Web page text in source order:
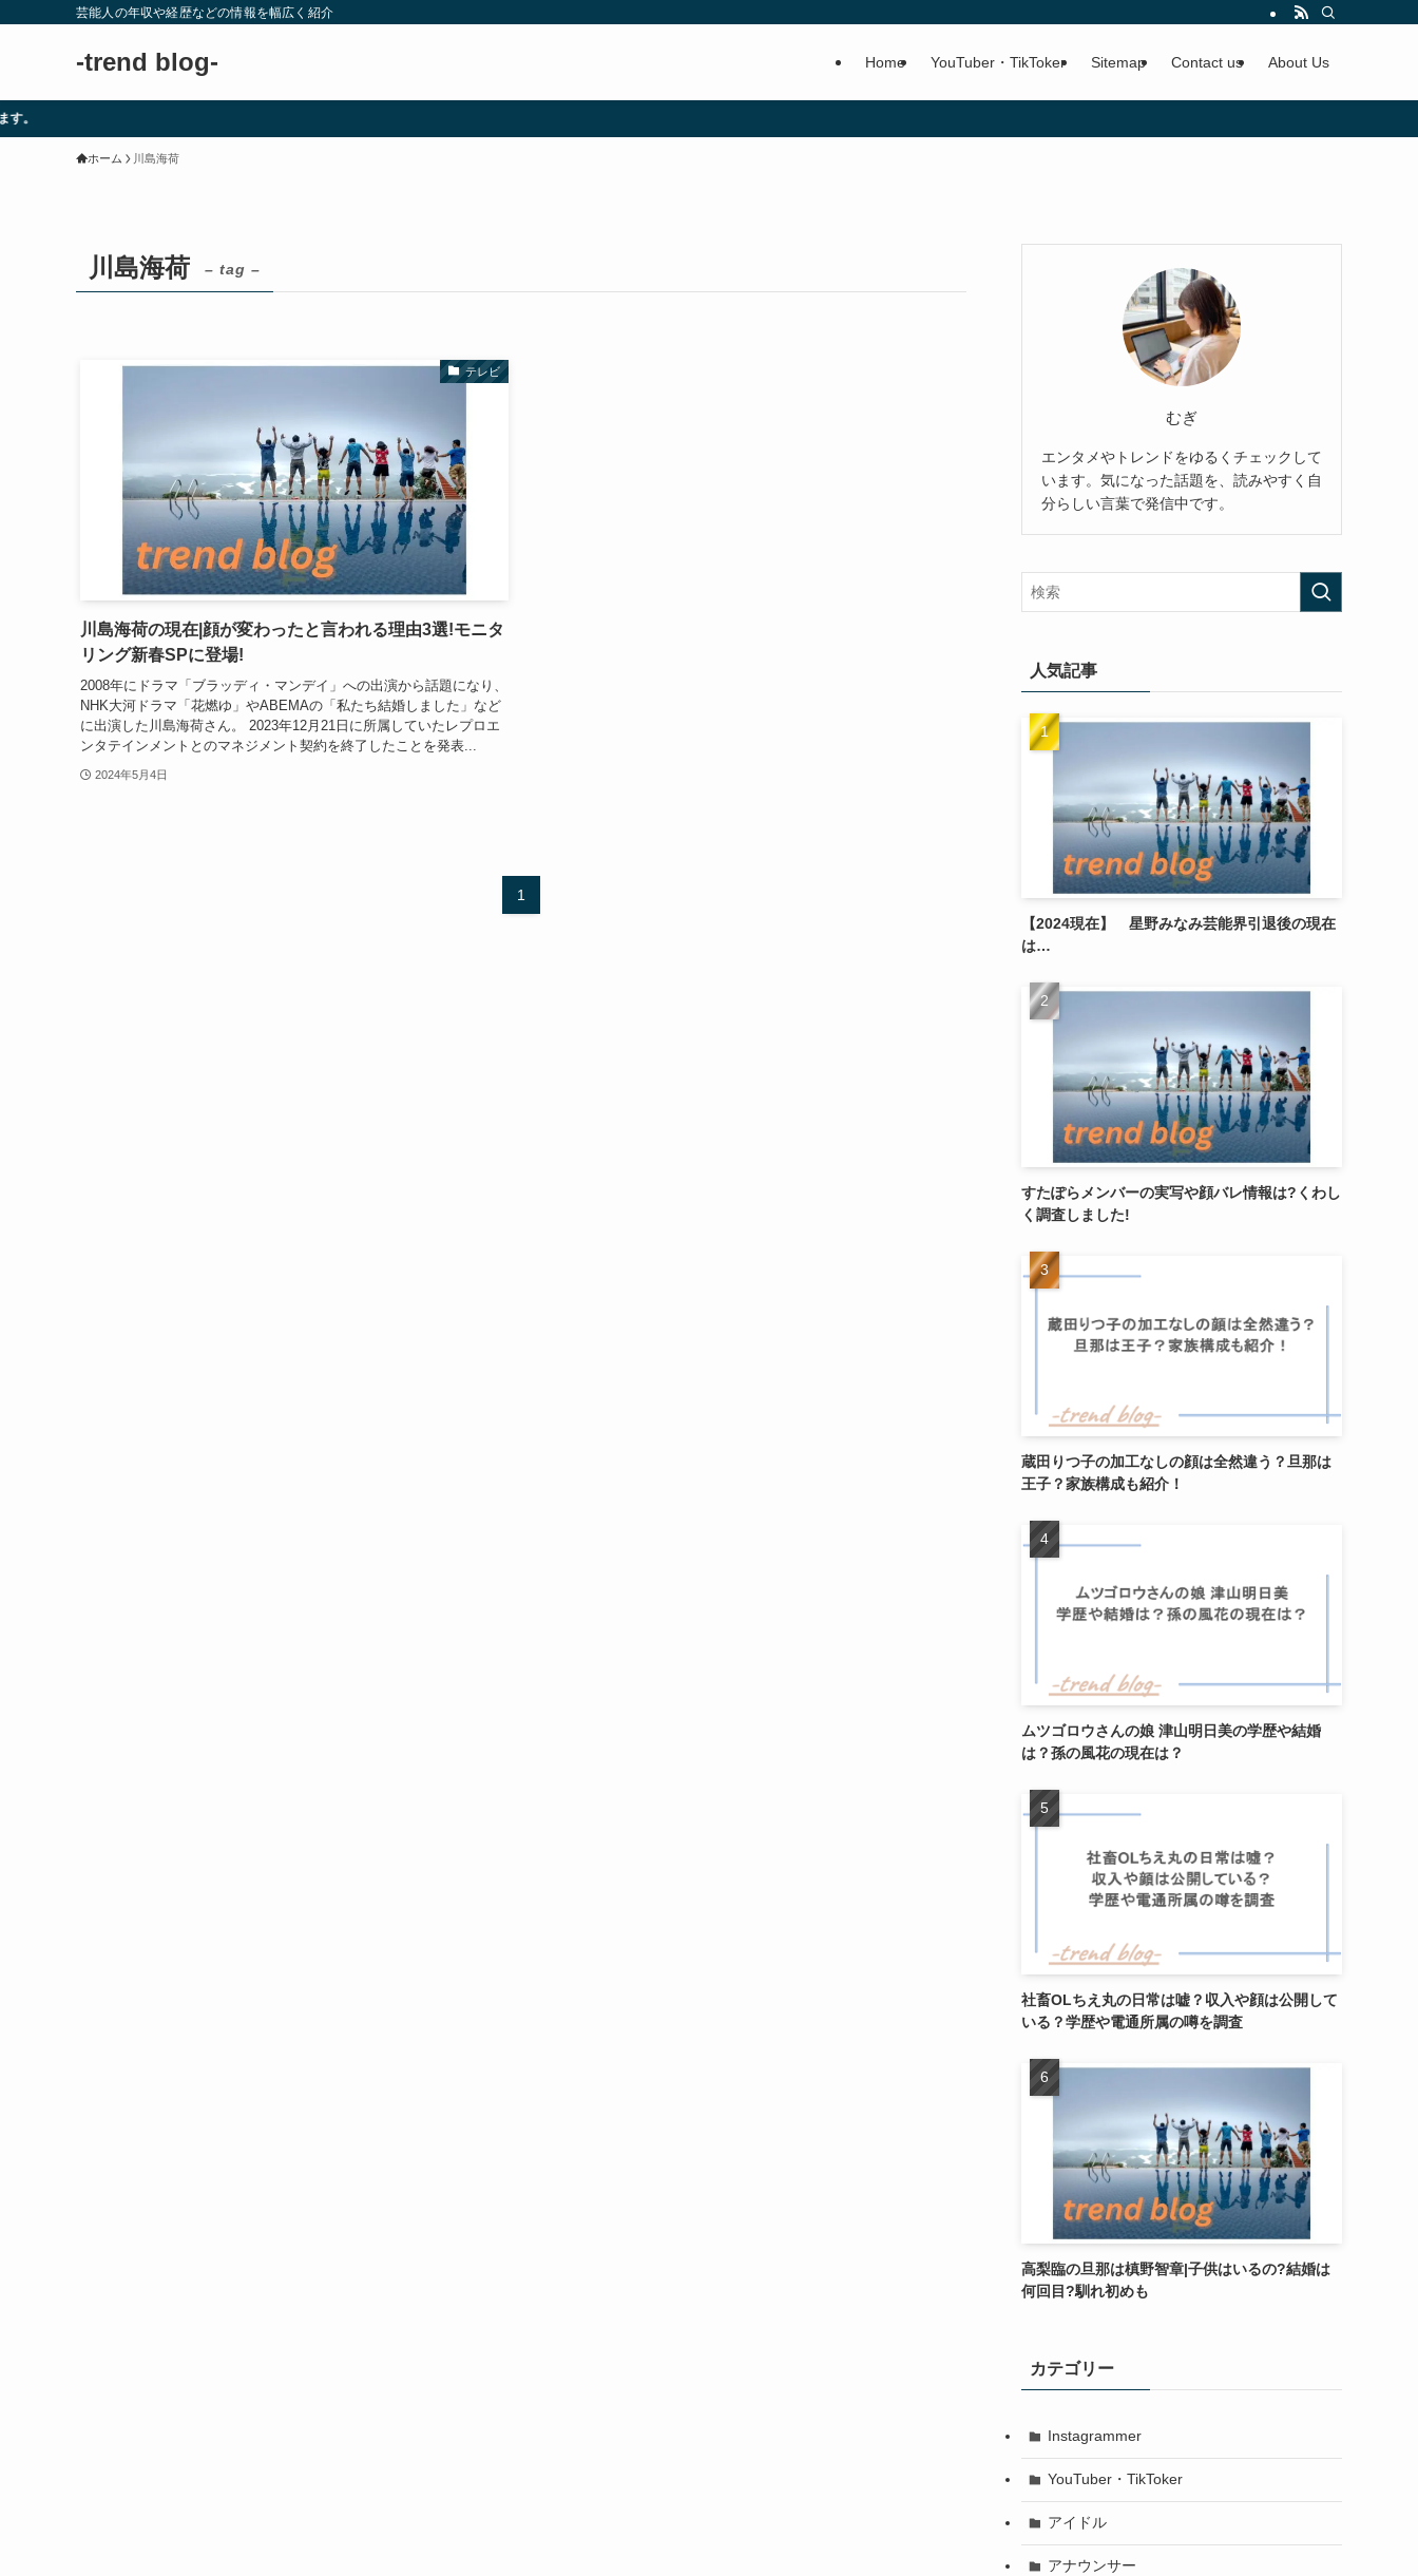
芸能人の年収や経歴などの情報を幅広く紹介
-trend blog- Home YouTuber・TikToker Sitemap Contact us About Us
ホーム 川島海荷
川島海荷 – tag –
テレビ
川島海荷の現在|顔が変わったと言われる理由3選!モニタ
リング新春SPに登場!
2008年にドラマ「ブラッディ・マンデイ」への出演から話題になり、
NHK大河ドラマ「花燃ゆ」やABEMAの「私たち結婚しました」など
に出演した川島海荷さん。 2023年12月21日に所属していたレプロエ
ンタテインメントとのマネジメント契約を終了したことを発表...
2024年5月4日
1
むぎ
エンタメやトレンドをゆるくチェックして
います。気になった話題を、読みやすく自
分らしい言葉で発信中です。
人気記事
【2024現在】 星野みなみ芸能界引退後の現在
は…
すたぽらメンバーの実写や顔バレ情報は?くわし
く調査しました!
蔵田りつ子の加工なしの顔は全然違う？旦那は
王子？家族構成も紹介！
ムツゴロウさんの娘 津山明日美の学歴や結婚
は？孫の風花の現在は？
社畜OLちえ丸の日常は嘘？収入や顔は公開して
いる？学歴や電通所属の噂を調査
高梨臨の旦那は槙野智章|子供はいるの?結婚は
何回目?馴れ初めも
カテゴリー
Instagrammer
YouTuber・TikToker
アイドル
アナウンサー